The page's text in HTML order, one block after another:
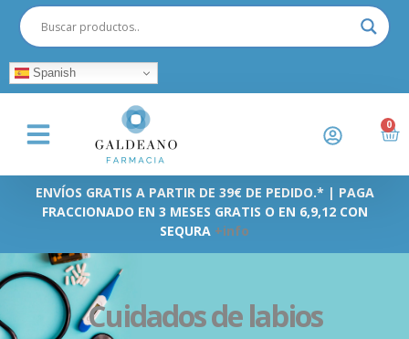
Spanish
0
ENVÍOS GRATIS A PARTIR DE 39€ DE PEDIDO.* | PAGA
FRACCIONADO EN 3 MESES GRATIS O EN 6,9,12 CON
SEQURA +info
Cuidados de labios